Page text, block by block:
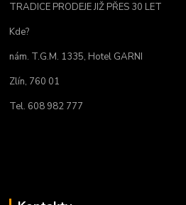
TRADICE PRODEJE JIŽ PŘES 30 LET
Kde?
nám. T.G.M. 1335, Hotel GARNI
Zlín, 760 01
Tel. 608 982 777